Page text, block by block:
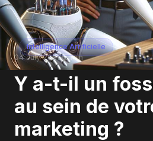
Intelligence Artificielle
04 July 2026·5 min
Y a-t-il un
au sein de
marketing ?